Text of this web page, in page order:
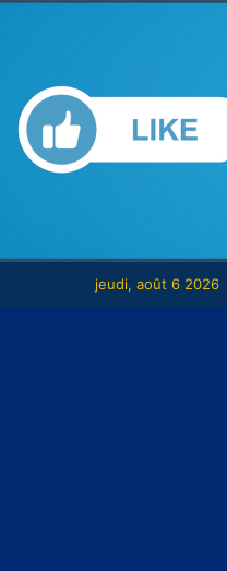
jeudi, août 6 2026